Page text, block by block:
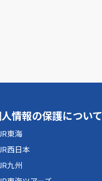
情報の保護について
東海
西日本
九州